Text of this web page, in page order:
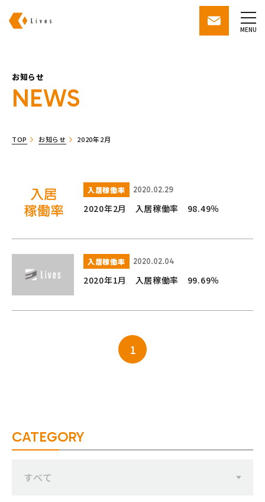
contactMENU
お知らせ
NEWS
TOP お知らせ 2020年2月
入居稼働率 2020.02.29
2020年2月 入居稼働率 98.49％
入居稼働率 2020.02.04
2020年1月 入居稼働率 99.69％
1
CATEGORY
すべて